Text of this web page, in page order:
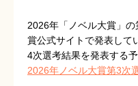
2026年「ノベル大賞」
賞公式サイトで発表して
4次選考結果を発表する予
2026年ノベル大賞第3次